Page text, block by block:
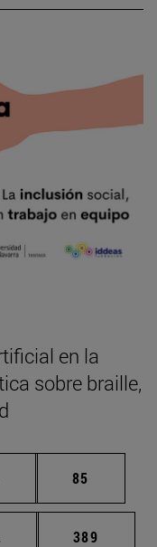
en la
sobre braille,
Páginas intermedias
Página
85
Páginas intermedias
Página
389